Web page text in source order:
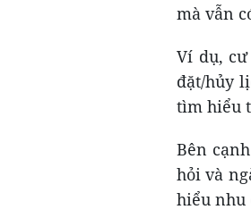
mà vẫn
Ví dụ,
đặt/hủy
tìm hiểu
Bên
hỏi và
hiểu nhu